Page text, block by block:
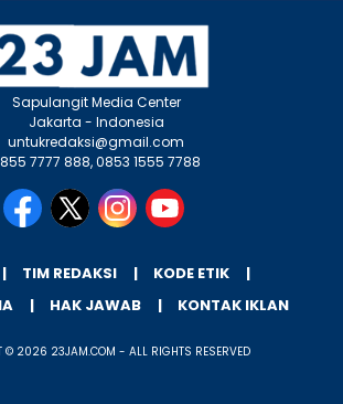
Sapulangit Media Center
Jakarta - Indonesia
untukredaksi@gmail.com
7777 888, 0853 1555 7788
TIM REDAKSI
KODE ETIK
HAK JAWAB KONTAK IKLAN
© 2026 23JAM.COM - ALL RIGHTS RESERVED